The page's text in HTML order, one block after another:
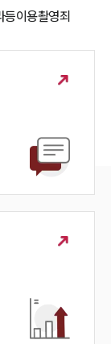
이용촬영죄